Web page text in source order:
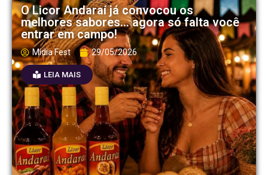
O Licor Andaraí já convocou os
melhores sabores… agora só falta você
entrar em campo!
Mídia Fest 29/05/2026
LEIA MAIS